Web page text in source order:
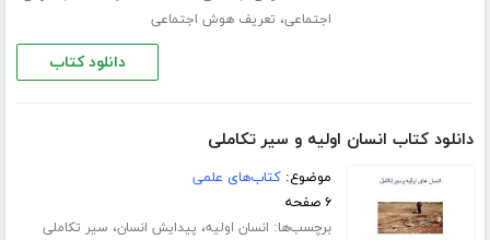
اجتماعی، تعریف هوش اجتماعی
دانلود کتاب
دانلود کتاب انسان اولیه و سیر تکاملی
موضوع:کتاب‌های علمی
۶ صفحه
برچسب‌ها: انسان اولیه، پیدایش انسان، سیر تکاملی